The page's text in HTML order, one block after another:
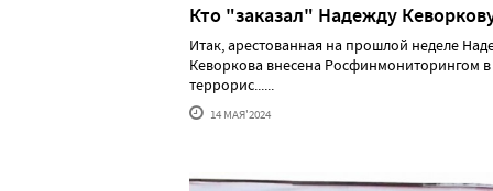
Кто "заказал" Надежду
Итак, арестованная на прошлой неделе
Кеворкова внесена Росфинмониторингом в
террорис......
14 МАЯ'2024